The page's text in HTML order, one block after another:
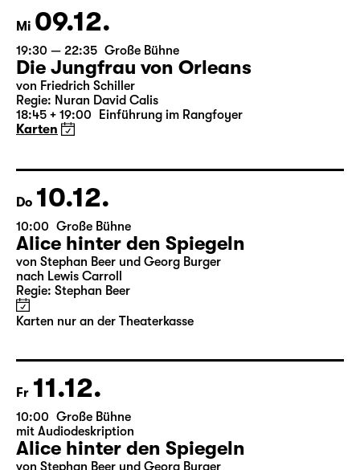
Karten nur an der Theaterkasse
Mi 09.12.
19:30 — 22:35 Große Bühne
Die Jungfrau von Orleans
18:45 + 19:00 Einführung im Rangfoyer
Karten
Do 10.12.
10:00 Große Bühne
Alice hinter den Spiegeln
von Stephan Beer und Georg Burger
Karten nur an der Theaterkasse
Fr 11.12.